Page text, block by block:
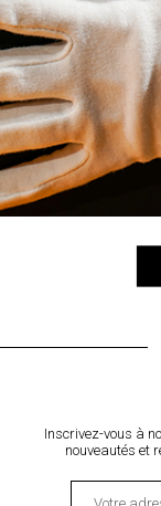
Inscrivez-vous à
nouveautés et